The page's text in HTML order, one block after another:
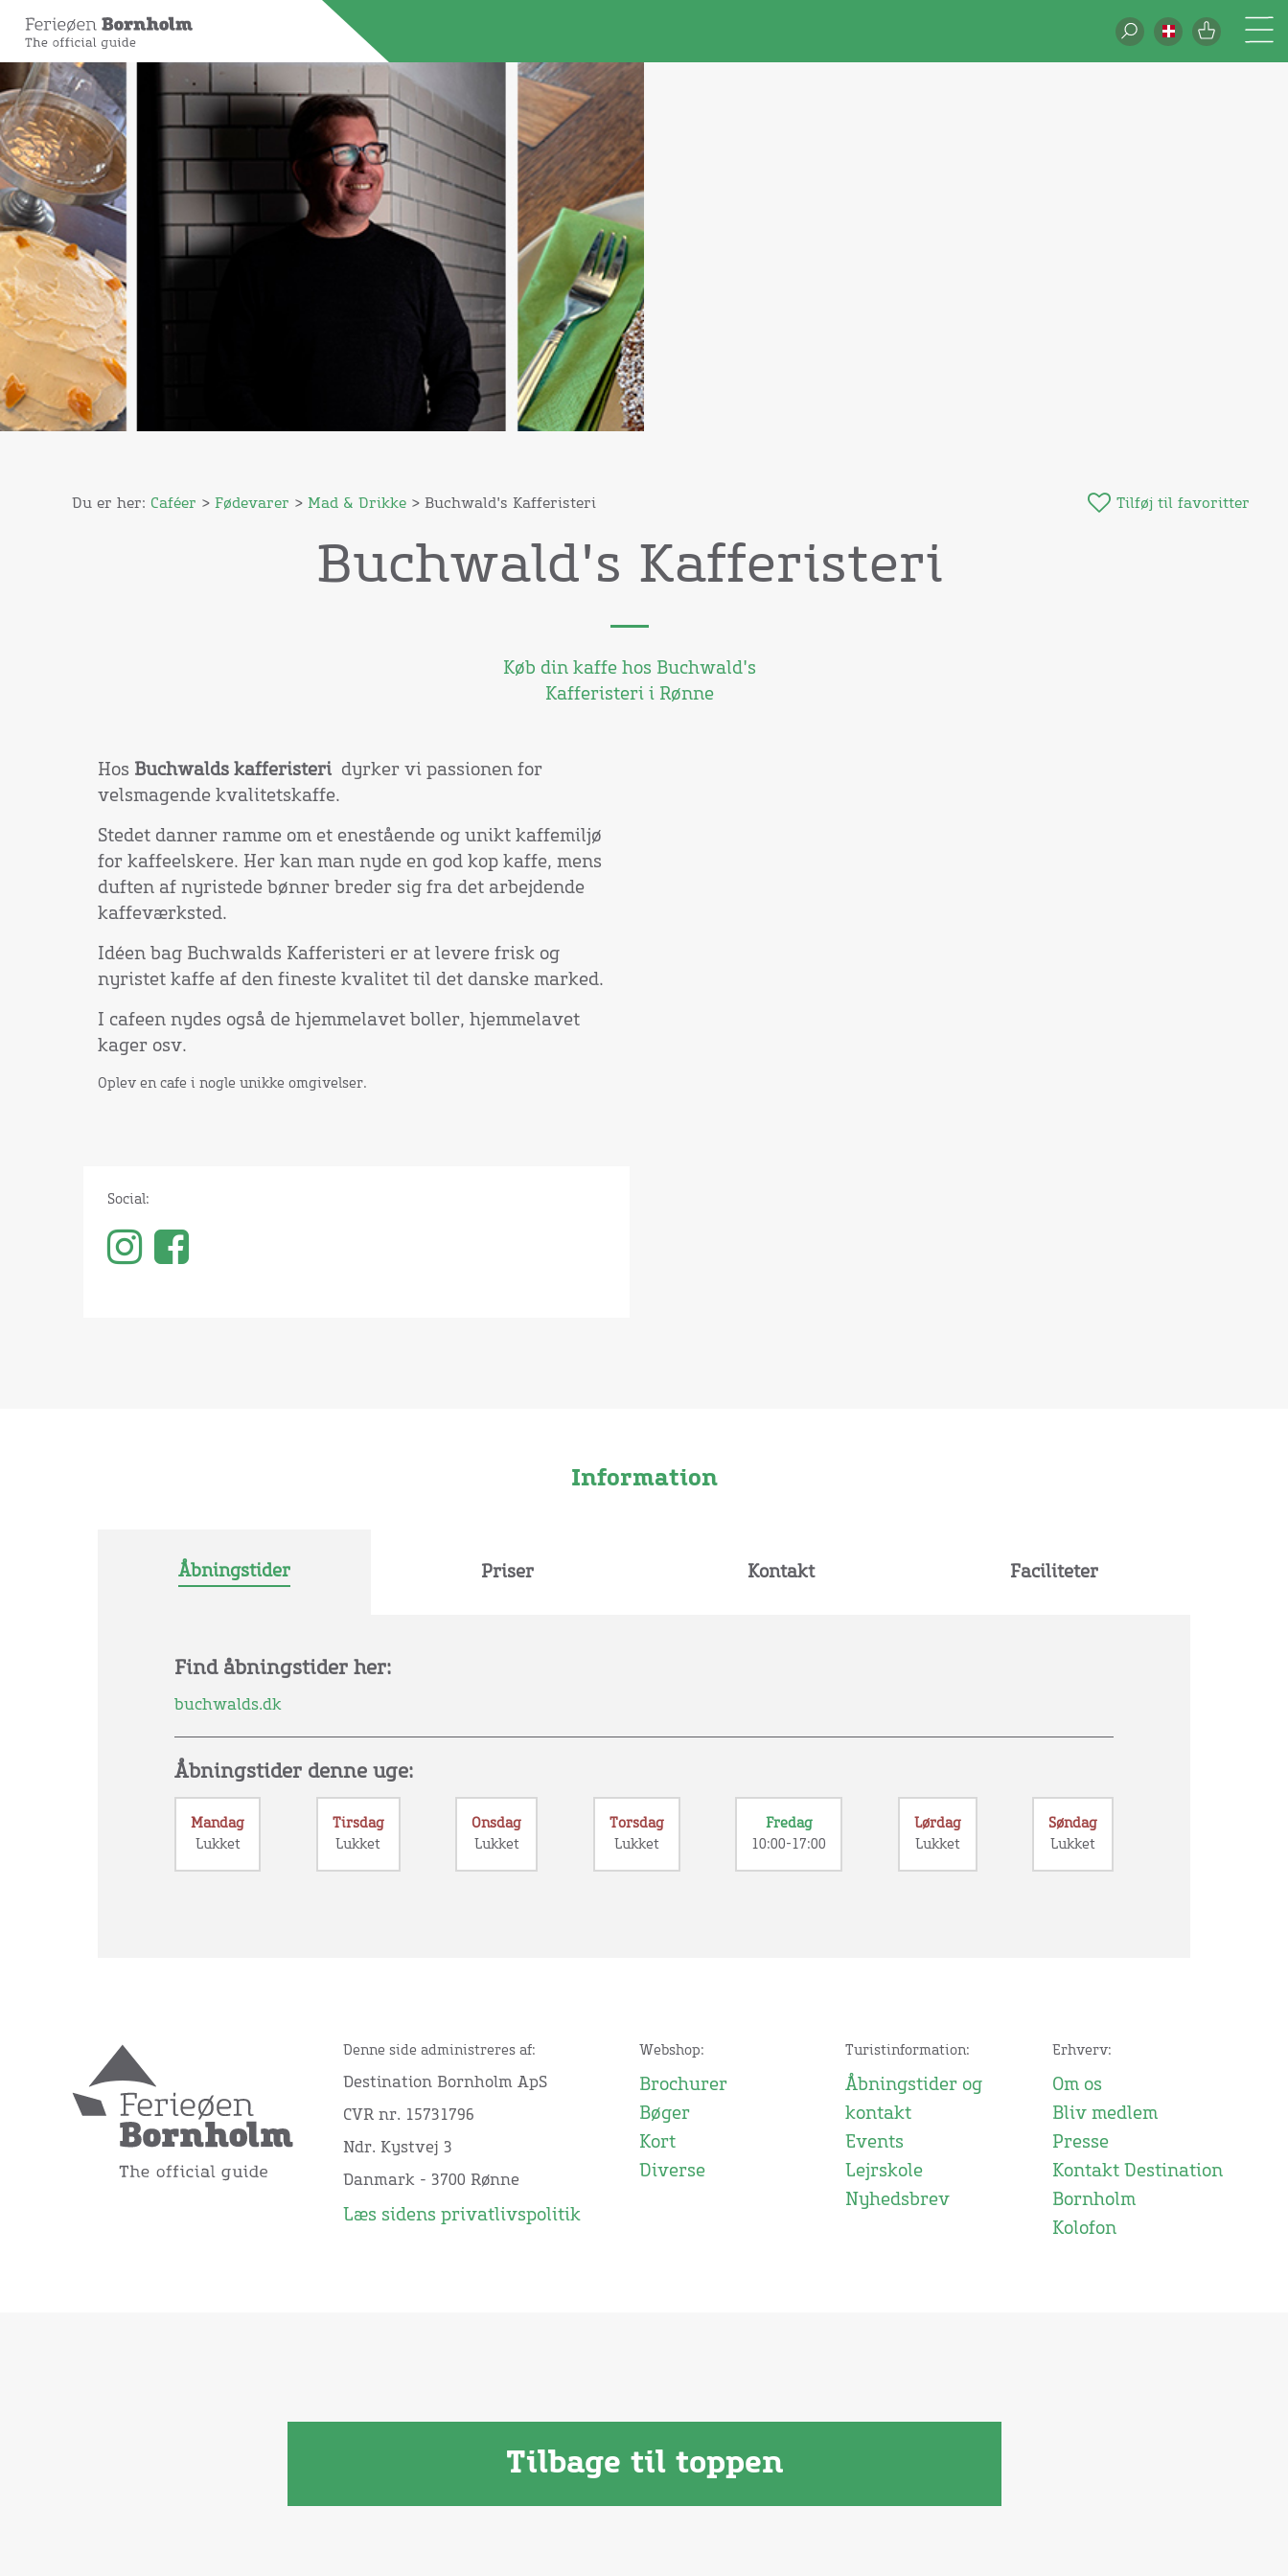
Du er her: Caféer > Fødevarer > Mad & Drikke > Buchwald's Kafferisteri Tilføj til favoritter
Buchwald's Kafferisteri
Køb din kaffe hos Buchwald's
Kafferisteri i Rønne
Hos Buchwalds kafferisteri
dyrker vi passionen for
velsmagende kvalitetskaffe.
Stedet danner ramme om et enestående og unikt kaffemiljø
for kaffeelskere. Her kan man nyde en god kop kaffe, mens
duften af nyristede bønner breder sig fra det arbejdende
kaffeværksted.
Idéen bag Buchwalds Kafferisteri er at levere frisk og
nyristet kaffe af den fineste kvalitet til det danske marked.
I cafeen nydes også de hjemmelavet boller, hjemmelavet
kager osv.
Oplev en cafe i nogle unikke omgivelser.
Social:
Information
Åbningstider Priser Kontakt Faciliteter
Find åbningstider her:
buchwalds.dk
Åbningstider denne uge:
Mandag
Lukket
Tirsdag
Lukket
Onsdag
Lukket
Torsdag
Lukket
Fredag
10:00-17:00
Lørdag
Lukket
Søndag
Lukket
Denne side administreres af:
Destination Bornholm ApS
CVR nr. 15731796
Ndr. Kystvej 3
Danmark - 3700 Rønne
Læs sidens privatlivspolitik
Webshop:
Brochurer
Bøger
Kort
Diverse
Turistinformation:
Åbningstider og
kontakt
Events
Lejrskole
Nyhedsbrev
Erhverv:
Om os
Bliv medlem
Presse
Kontakt Destination
Bornholm
Kolofon
Tilbage til toppen